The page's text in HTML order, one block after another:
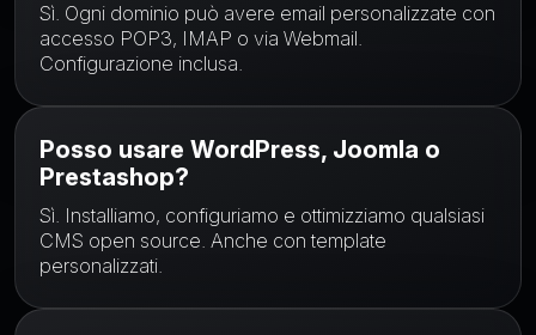
Sì. Ogni dominio può avere email personalizzate con
accesso POP3, IMAP o via Webmail.
Configurazione inclusa.
Posso usare WordPress, Joomla o
Prestashop?
Sì. Installiamo, configuriamo e ottimizziamo qualsiasi
CMS open source. Anche con template
personalizzati.